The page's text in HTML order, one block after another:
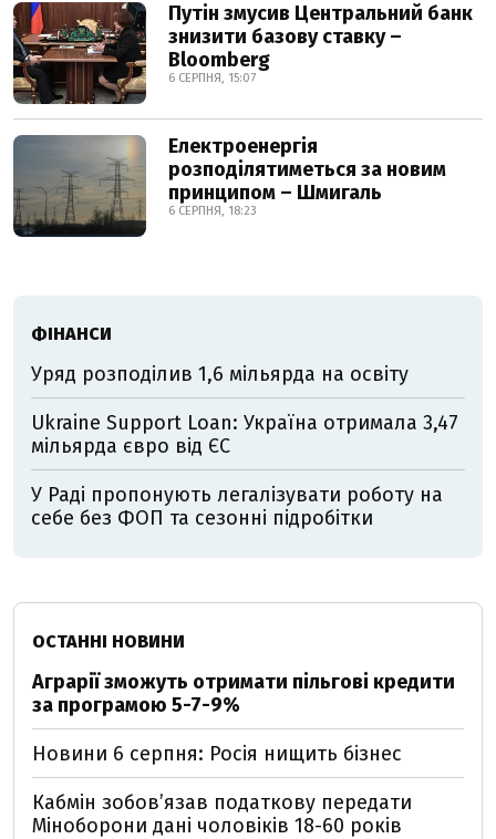
Путін змусив Центральний банк
знизити базову ставку –
Bloomberg
6 СЕРПНЯ, 15:07
Електроенергія
розподілятиметься за новим
принципом – Шмигаль
6 СЕРПНЯ, 18:23
ФІНАНСИ
Уряд розподілив 1,6 мільярда на освіту
Ukraine Support Loan: Україна отримала 3,47
мільярда євро від ЄС
У Раді пропонують легалізувати роботу на
себе без ФОП та сезонні підробітки
ОСТАННІ НОВИНИ
Аграрії зможуть отримати пільгові кредити
за програмою 5-7-9%
Новини 6 серпня: Росія нищить бізнес
Кабмін зобовʼязав податкову передати
Міноборони дані чоловіків 18-60 років